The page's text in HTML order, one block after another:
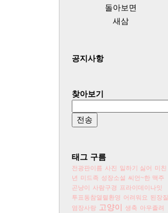
돌아보면
새삼
공지사항
찾아보기
태그 구름
전광판이름 사진 일하기 싫어
미친
년
미드족 성장소설 씨언~한 맥주
곤냥이
사람구경
프라이데이나잇
투표동참열렬환영
어려워요
된장질
염장사랑 고양이 생축 아우졸려